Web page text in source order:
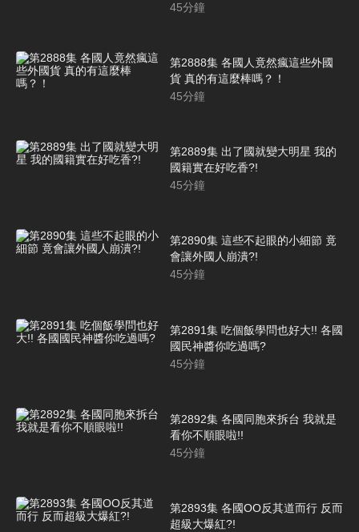
45分鐘
第2888集 各國人竟然瘋這些外國
貨 真的有這麼棒嗎？！
45分鐘
第2889集 出了國就變大明星 我的
國籍實在好吃香?!
45分鐘
第2890集 這些不起眼的小細節 竟
會讓外國人崩潰?!
45分鐘
第2891集 吃個飯學問也好大!! 各國
國民神醬你吃過嗎?
45分鐘
第2892集 各國同胞來拆台 我就是
看你不順眼啦!!
45分鐘
第2893集 各國OO反其道而行 反而
超級大爆紅?!